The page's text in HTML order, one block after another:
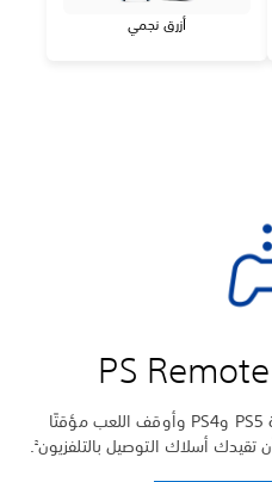
أزرق نجمي
العب ألعابك المفضلة على أجهزة PS5 وPS4 وأوقف اللعب مؤقتًا
أسلاك التوصيل بالتلفزيون .